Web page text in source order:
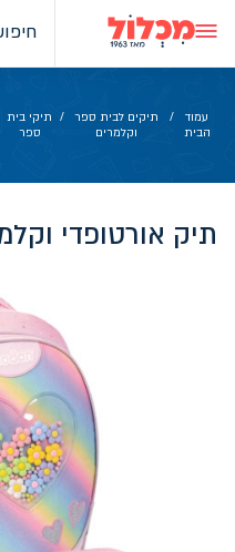
content
עמוד
הבית
/
תיקים לבית ספר
וקלמרים
/ תיקי בית
ספר
תיק אורטופדי